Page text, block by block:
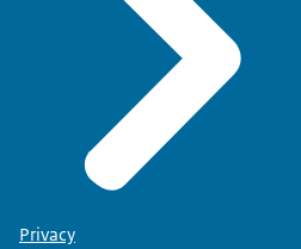
Privacy